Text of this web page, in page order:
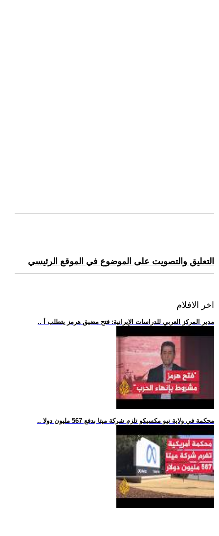
التعليق والتصويت على الموضوع في الموقع الرئيسي
اخر الافلام
.. مدير المركز العربي للدراسات الإيرانية: فتح مضيق هرمز يتطلب أ
.. محكمة في ولاية نيو مكسيكو تلزم شركة ميتا بدفع 567 مليون دولا